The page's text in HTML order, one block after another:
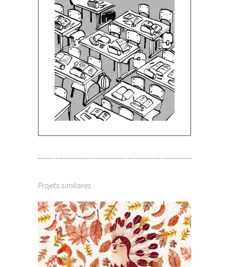
Projets similaires :